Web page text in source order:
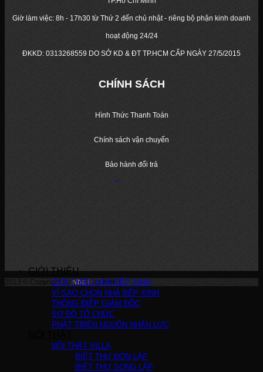
Giờ làm việc: 8h - 17h30 từ Thứ 2 đến chủ nhật - riêng bộ phận kinh doanh
hoạt động 24/24
ĐKKD: 0313268559 DO SỞ KD & ĐT TP.HCM CẤP NGÀY 27/5/2015
CHÍNH SÁCH
Hình Thức Thanh Toán
Chính sách vận chuyển
Bảo hành đổi trả
2013 © Copyright byNha Bep Xinh!
GIỚI THIỆU
GIỚI THIỆU NHÀ BẾP XINH
VÌ SAO CHỌN NHÀ BẾP XINH
THÔNG ĐIỆP GIÁM ĐỐC
SƠ ĐỒ TỔ CHỨC
PHÁT TRIỂN NGUỒN NHÂN LỰC
NỘI THẤT VILLA
BIỆT THỰ ĐƠN LẬP
BIỆT THỰ SONG LẬP